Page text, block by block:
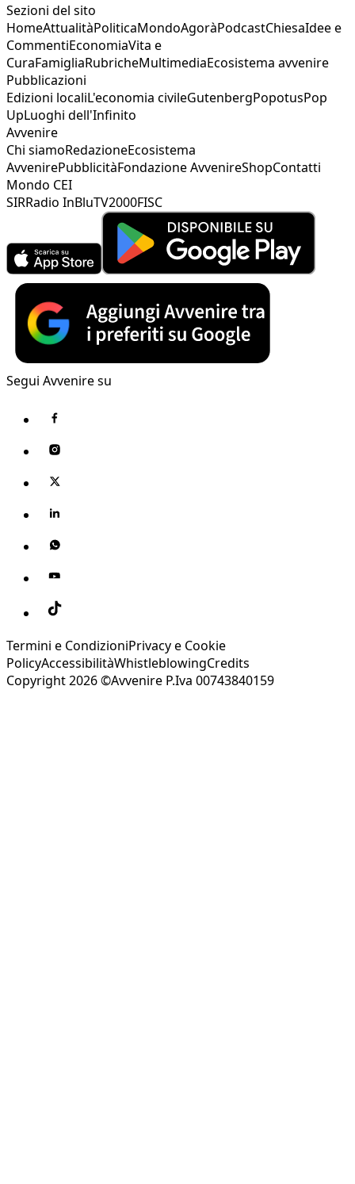
Sezioni del sito
HomeAttualitàPoliticaMondoAgoràPodcastChiesaIdee e
CommentiEconomiaVita e
CuraFamigliaRubricheMultimediaEcosistema avvenire
Pubblicazioni
Edizioni localiL'economia civileGutenbergPopotusPop
UpLuoghi dell'Infinito
Avvenire
Chi siamoRedazioneEcosistema
AvvenirePubblicitàFondazione AvvenireShopContatti
Mondo CEI
SIRRadio InBluTV2000FISC
Segui Avvenire su
Termini e CondizioniPrivacy e Cookie
PolicyAccessibilitàWhistleblowingCredits
Copyright 2026 ©Avvenire P.Iva 00743840159